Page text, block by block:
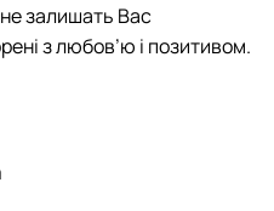
залишать Вас
з любов’ю і позитивом.